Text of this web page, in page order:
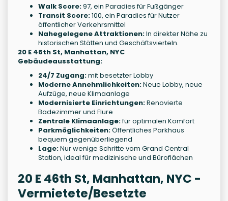
Walk Score:97, ein Paradies für Fußgänger
Transit Score:100, ein Paradies für Nutzer
öffentlicher Verkehrsmittel
Nahegelegene Attraktionen:In direkter Nähe zu
historischen Stätten und Geschäftsvierteln.
20 E 46th St, Manhattan, NYC
Gebäudeausstattung:
24/7 Zugang:mit besetzter Lobby
Moderne Annehmlichkeiten:Neue Lobby, neue
Aufzüge, neue Klimaanlage
Modernisierte Einrichtungen:Renovierte
Badezimmer und Flure
Zentrale Klimaanlage:für optimalen Komfort
Parkmöglichkeiten:Öffentliches Parkhaus
bequem gegenüberliegend
Lage:Nur wenige Schritte vom Grand Central
Station, ideal für medizinische und Büroflächen
20 E 46th St, Manhattan, NYC -
Vermietete/Besetzte